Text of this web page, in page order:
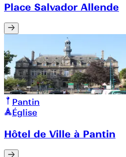
Place Salvador Allende
Pantin
Église
Hôtel de Ville à Pantin